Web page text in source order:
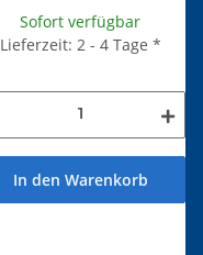
Sofort verfügbar
Lieferzeit: 2 - 4 Tage *
In den Warenkorb